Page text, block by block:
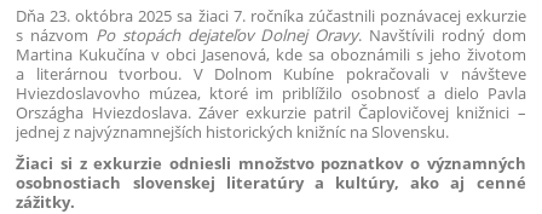
Dňa 23. októbra 2025 sa žiaci 7. ročníka zúčastnili poznávacej exkurzie
s názvom Po stopách dejateľov Dolnej Oravy. Navštívili rodný dom
Martina Kukučína v obci Jasenová, kde sa oboznámili s jeho životom
a literárnou tvorbou. V Dolnom Kubíne pokračovali v návšteve
Hviezdoslavovho múzea, ktoré im priblížilo osobnosť a dielo Pavla
Országha Hviezdoslava. Záver exkurzie patril Čaplovičovej knižnici –
jednej z najvýznamnejších historických knižníc na Slovensku.
Žiaci si z exkurzie odniesli množstvo poznatkov o významných
osobnostiach slovenskej literatúry a kultúry, ako aj cenné
zážitky.